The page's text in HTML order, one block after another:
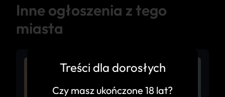
Inne ogłoszenia z tego
miasta
Treści dla dorosłych
Czy masz ukończone 18 lat?